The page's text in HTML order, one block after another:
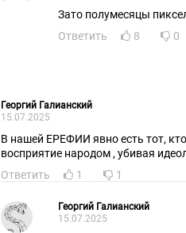
Зато полумесяцы
Ответить
8 0
Георгий Галианский
15.07.2025
В нашей ЕРЕФИИ явно есть тот, кто закулисно управляет страной, воздействуя на смысловое
Ответить
1 1
Георгий Галианский
15.07.2025